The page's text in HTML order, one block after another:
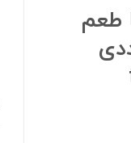
طعم
عددی